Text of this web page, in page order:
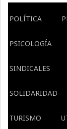
POLÍTICA
PSICOLOGÍA
SINDICALES
SOLIDARIDAD
TURISMO